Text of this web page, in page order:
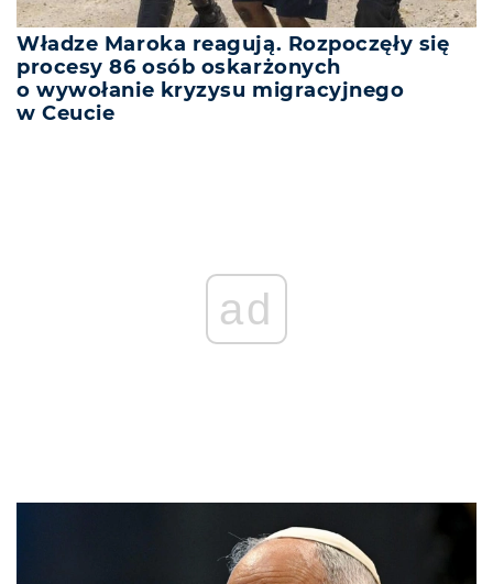
Władze Maroka reagują. Rozpoczęły się
procesy 86 osób oskarżonych
o wywołanie kryzysu migracyjnego
w Ceucie
ad